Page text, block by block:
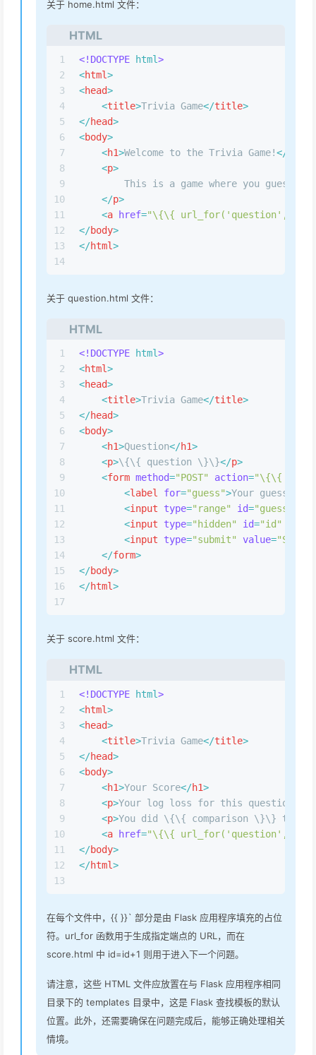
关于 home.html 文件：
HTML
1
2
3
4
5
6
7
8
9
10
11
12
13
14
<!DOCTYPE html>
<html>
<head>
<title>Trivia Game</title>
</head>
<body>
<h1>Welcome to the Trivia Game!</
<p>
This is a game where you guess
</p>
<a href="\{\{ url_for('question',
</body>
</html>
关于 question.html 文件：
HTML
1
2
3
4
5
6
7
8
9
10
11
12
13
14
15
16
17
<!DOCTYPE html>
<html>
<head>
<title>Trivia Game</title>
</head>
<body>
<h1>Question</h1>
<p>\{\{ question \}\}</p>
<form method="POST" action="\{\{
<label for="guess">Your guess
<input type="range" id="guess"
<input type="hidden" id="id"
<input type="submit" value=
</form>
</body>
</html>
关于 score.html 文件：
HTML
1
2
3
4
5
6
7
8
9
10
11
12
13
<!DOCTYPE html>
<html>
<head>
<title>Trivia Game</title>
</head>
<body>
<h1>Your Score</h1>
<p>Your log loss for this question
<p>You did \{\{ comparison \}\} than
<a href="\{\{ url_for('question',
</body>
</html>
在每个文件中，{{ }}` 部分是由 Flask 应用程序填充的占位
符。url_for 函数用于生成指定端点的 URL，而在
score.html 中 id=id+1 则用于进入下一个问题。
请注意，这些 HTML 文件应放置在与 Flask 应用程序相同
目录下的 templates 目录中，这是 Flask 查找模板的默认
位置。此外，还需要确保在问题完成后，能够正确处理相关
情境。